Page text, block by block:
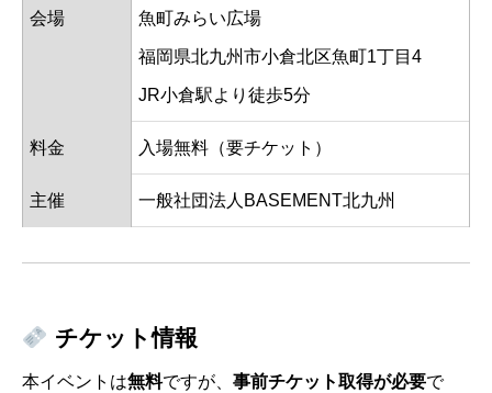
会場 魚町みらい広場
福岡県北九州市小倉北区魚町1丁目4
JR小倉駅より徒歩5分
料金 入場無料（要チケット）
主催 一般社団法人BASEMENT北九州
チケット情報
本イベントは無料ですが、 事前チケット取得が必要で